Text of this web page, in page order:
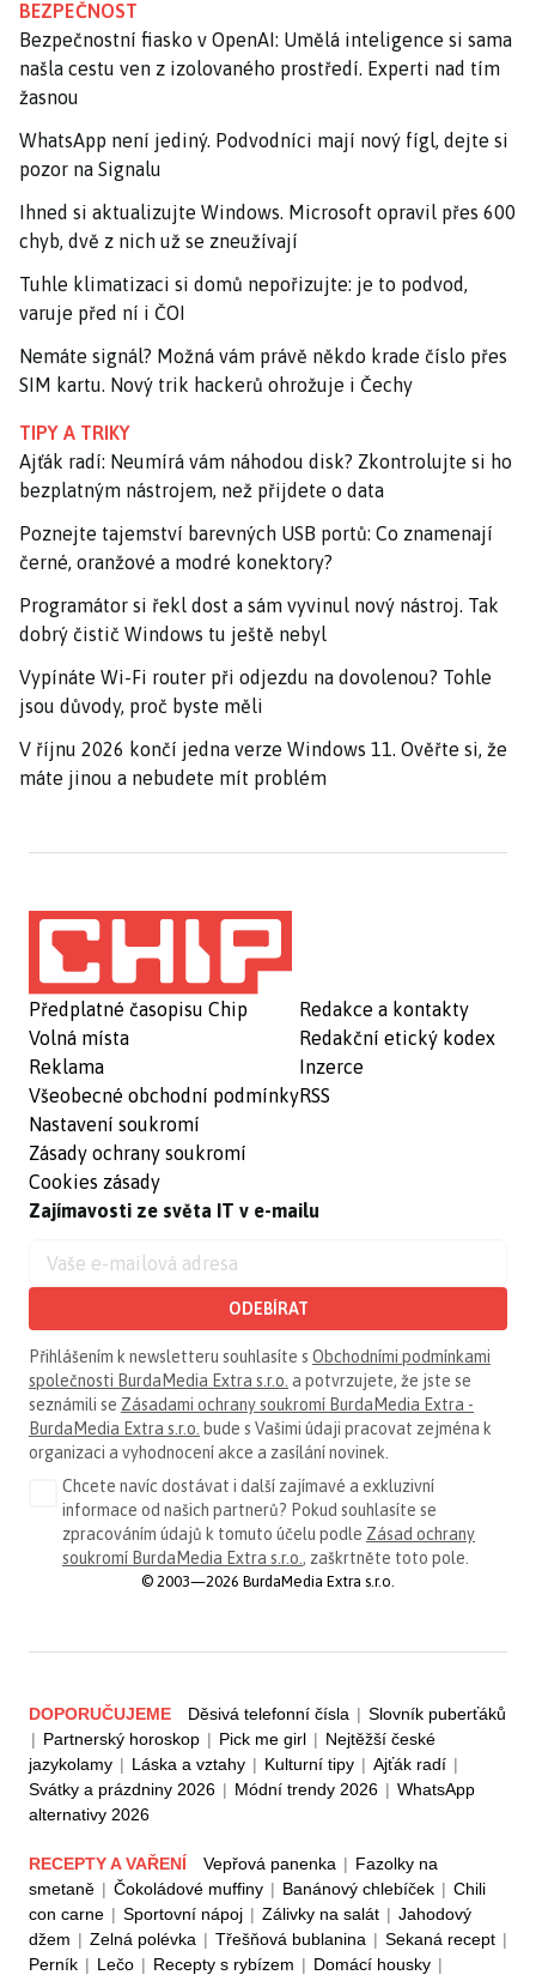
BEZPEČNOST
Bezpečnostní fiasko v OpenAI: Umělá inteligence si sama
našla cestu ven z izolovaného prostředí. Experti nad tím
žasnou
WhatsApp není jediný. Podvodníci mají nový fígl, dejte si
pozor na Signalu
Ihned si aktualizujte Windows. Microsoft opravil přes 600
chyb, dvě z nich už se zneužívají
Tuhle klimatizaci si domů nepořizujte: je to podvod,
varuje před ní i ČOI
Nemáte signál? Možná vám právě někdo krade číslo přes
SIM kartu. Nový trik hackerů ohrožuje i Čechy
TIPY A TRIKY
Ajťák radí: Neumírá vám náhodou disk? Zkontrolujte si ho
bezplatným nástrojem, než přijdete o data
Poznejte tajemství barevných USB portů: Co znamenají
černé, oranžové a modré konektory?
Programátor si řekl dost a sám vyvinul nový nástroj. Tak
dobrý čistič Windows tu ještě nebyl
Vypínáte Wi-Fi router při odjezdu na dovolenou? Tohle
jsou důvody, proč byste měli
V říjnu 2026 končí jedna verze Windows 11. Ověřte si, že
máte jinou a nebudete mít problém
Předplatné časopisu Chip
Volná místa
Reklama
Všeobecné obchodní podmínky
Nastavení soukromí
Zásady ochrany soukromí
Cookies zásady
Redakce a kontakty
Redakční etický kodex
Inzerce
RSS
Zajímavosti ze světa IT v e-mailu
ODEBÍRAT
Přihlášením k newsletteru souhlasíte s Obchodními podmínkami
společnosti BurdaMedia Extra s.r.o. a potvrzujete, že jste se
seznámili se Zásadami ochrany soukromí BurdaMedia Extra -
BurdaMedia Extra s.r.o. bude s Vašimi údaji pracovat zejména k
organizaci a vyhodnocení akce a zasílání novinek.
Chcete navíc dostávat i další zajímavé a exkluzivní
informace od našich partnerů? Pokud souhlasíte se
zpracováním údajů k tomuto účelu podle Zásad ochrany
soukromí BurdaMedia Extra s.r.o. , zaškrtněte toto pole.
© 2003—2026 BurdaMedia Extra s.r.o.
DOPORUČUJEME Děsivá telefonní čísla | Slovník puberťáků
| Partnerský horoskop | Pick me girl | Nejtěžší české
jazykolamy | Láska a vztahy | Kulturní tipy | Ajťák radí |
Svátky a prázdniny 2026 | Módní trendy 2026 | WhatsApp
alternativy 2026
RECEPTY A VAŘENÍ Vepřová panenka | Fazolky na
smetaně | Čokoládové muffiny | Banánový chlebíček | Chili
con carne | Sportovní nápoj | Zálivky na salát | Jahodový
džem | Zelná polévka | Třešňová bublanina | Sekaná recept |
Perník | Lečo | Recepty s rybízem | Domácí housky |